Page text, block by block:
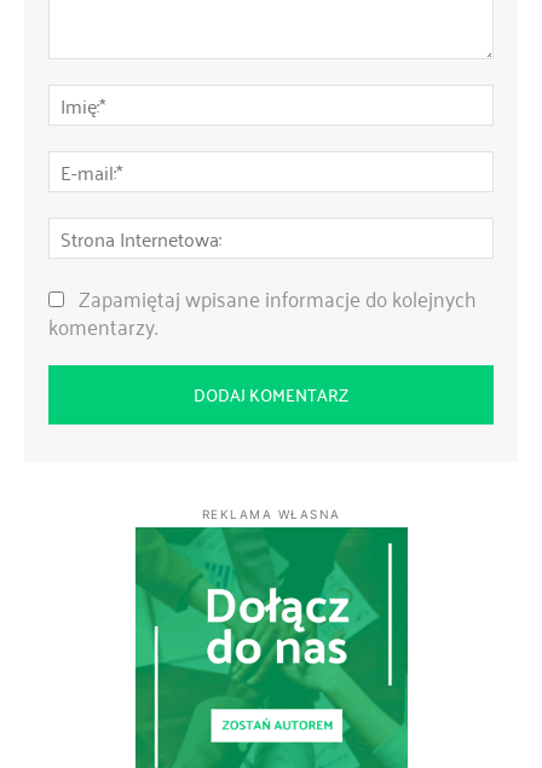
Zapamiętaj wpisane informacje do kolejnych
komentarzy.
REKLAMA WŁASNA